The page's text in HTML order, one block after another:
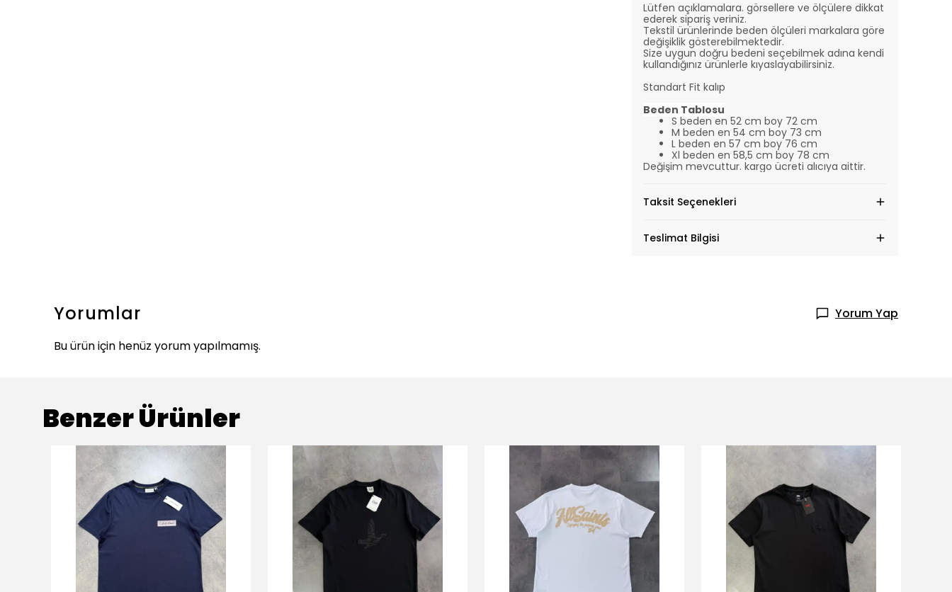
Lütfen açıklamalara. görsellere ve ölçülere dikkat
ederek sipariş veriniz.
Tekstil ürünlerinde beden ölçüleri markalara göre
değişiklik gösterebilmektedir.
Size uygun doğru bedeni seçebilmek adına kendi
kullandığınız ürünlerle kıyaslayabilirsiniz.
Standart Fit kalıp
Beden Tablosu
S beden en 52 cm boy 72 cm
M beden en 54 cm boy 73 cm
L beden en 57 cm boy 76 cm
Xl beden en 58,5 cm boy 78 cm
Değişim mevcuttur. kargo ücreti alıcıya aittir.
Taksit Seçenekleri
Teslimat Bilgisi
Yorumlar
Yorum Yap
Bu ürün için henüz yorum yapılmamış.
Benzer Ürünler